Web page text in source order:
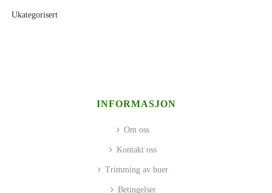
Ukategorisert
INFORMASJON
Om oss
Kontakt oss
Trimming av buer
Betingelser